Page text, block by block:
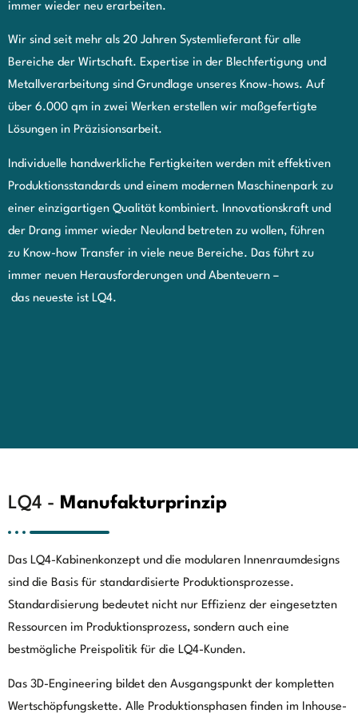
immer wieder neu erarbeiten.
Wir sind seit mehr als 20 Jahren Systemlieferant für alle
Bereiche der Wirtschaft. Expertise in der Blechfertigung und
Metallverarbeitung sind Grundlage unseres Know-hows. Auf
über 6.000 qm in zwei Werken erstellen wir maßgefertigte
Lösungen in Präzisionsarbeit.
Individuelle handwerkliche Fertigkeiten werden mit effektiven
Produktionsstandards und einem modernen Maschinenpark zu
einer einzigartigen Qualität kombiniert. Innovationskraft und
der Drang immer wieder Neuland betreten zu wollen, führen
zu Know-how Transfer in viele neue Bereiche. Das führt zu
immer neuen Herausforderungen und Abenteuern –
das neueste ist LQ4.
LQ4 - Manufakturprinzip
Das LQ4-Kabinenkonzept und die modularen Innenraumdesigns
sind die Basis für standardisierte Produktionsprozesse.
Standardisierung bedeutet nicht nur Effizienz der eingesetzten
Ressourcen im Produktionsprozess, sondern auch eine
bestmögliche Preispolitik für die LQ4-Kunden.
Das 3D-Engineering bildet den Ausgangspunkt der kompletten
Wertschöpfungskette. Alle Produktionsphasen finden im Inhouse-